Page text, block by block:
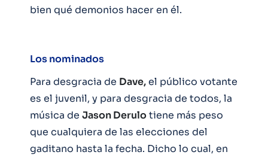
bien qué demonios hacer en él.
Los nominados
Para desgracia de Dave,el público votante
es el juvenil, y para desgracia de todos, la
música de Jason Derulotiene más peso
que cualquiera de las elecciones del
gaditano hasta la fecha. Dicho lo cual, en